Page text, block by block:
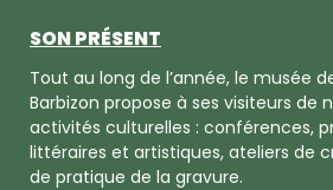
SON PRÉSENT
Tout au long de l’année, le musée
Barbizon propose à ses visiteurs de
activités culturelles : conférences,
littéraires et artistiques, ateliers de
de pratique de la gravure.